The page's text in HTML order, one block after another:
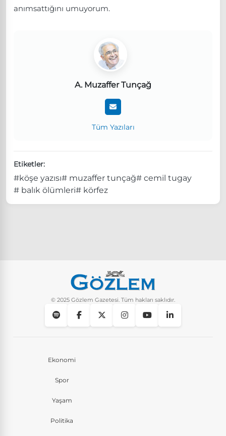
anımsattığını umuyorum.
A. Muzaffer Tunçağ
Tüm Yazıları
Etiketler:
#köşe yazısı# muzaffer tunçağ# cemil tugay
# balık ölümleri# körfez
© 2025 Gözlem Gazetesi. Tüm hakları saklıdır.
Ekonomi
Spor
Yaşam
Politika